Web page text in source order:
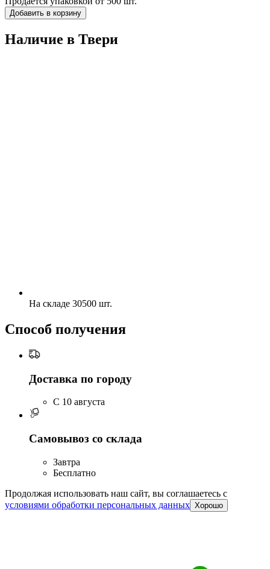
Добавить в корзину
Наличие в Твери
На складе 30500 шт.
Способ получения
Доставка по городу
C 10 августа
Самовывоз со склада
Завтра
Бесплатно
Продолжая использовать наш сайт, вы соглашаетесь c
условиями обработки персональных данных Хорошо